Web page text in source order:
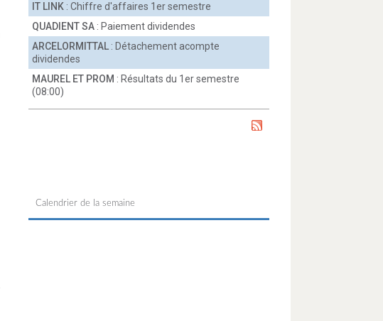
IT LINK : Chiffre d'affaires 1er semestre
QUADIENT SA : Paiement dividendes
ARCELORMITTAL : Détachement acompte
dividendes
MAUREL ET PROM : Résultats du 1er semestre
(08:00)
Calendrier de la semaine